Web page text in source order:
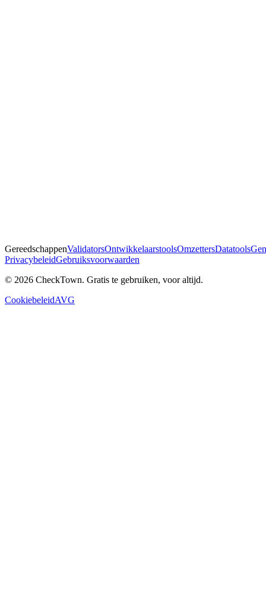
GereedschappenValidatorsOntwikkelaarstoolsOmzettersDatatools
PrivacybeleidGebruiksvoorwaarden
© 2026 CheckTown. Gratis te gebruiken, voor altijd.
CookiebeleidAVG